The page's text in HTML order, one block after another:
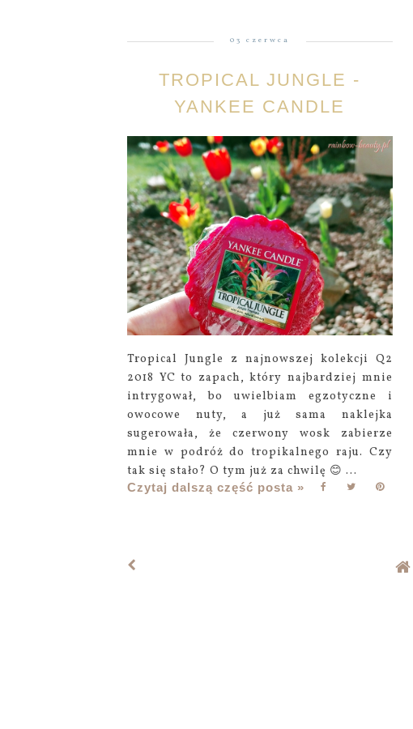
03 czerwca
TROPICAL JUNGLE -
YANKEE CANDLE
Tropical Jungle z najnowszej kolekcji Q2
2018 YC to zapach, który najbardziej mnie
intrygował, bo uwielbiam egzotyczne i
owocowe nuty, a już sama naklejka
sugerowała, że czerwony wosk zabierze
mnie w podróż do tropikalnego raju. Czy
tak się stało? O tym już za chwilę 😊 ...
Czytaj dalszą część posta »